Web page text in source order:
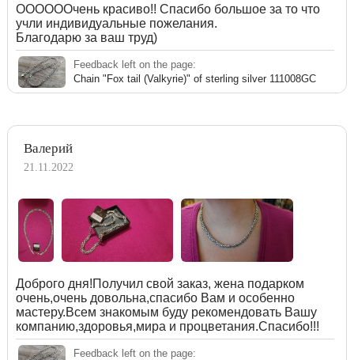
ООООООчень красиво!! Спасибо большое за то что
учли индивидуальные пожелания.
Благодарю за ваш труд)
Feedback left on the page:
Chain "Fox tail (Valkyrie)" of sterling silver 111008GC
Валерий
21.11.2022
Доброго дня!Получил свой заказ, жена подарком
очень,очень довольна,спасибо Вам и особенно
мастеру.Всем знакомым буду рекомендовать Вашу
компанию,здоровья,мира и процветания.Спасибо!!!
Feedback left on the page: